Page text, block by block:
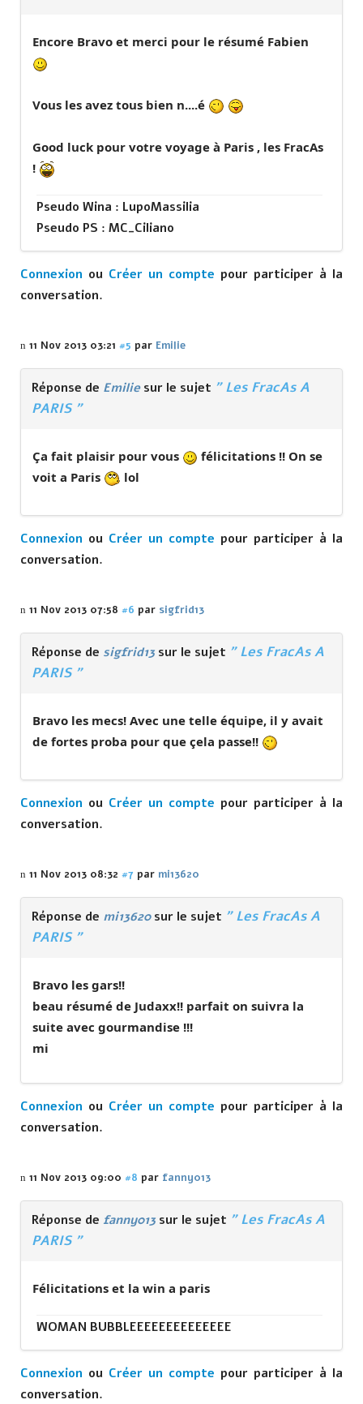
Encore Bravo et merci pour le résumé Fabien
Vous les avez tous bien n....é
Good luck pour votre voyage à Paris , les FracAs
!
Pseudo Wina : LupoMassilia
Pseudo PS : MC_Ciliano
Connexion ou Créer un compte pour participer à la
conversation.
11 Nov 2013 03:21 #5 par Emilie
Réponse de Emiliesur le sujet " Les FracAs A
PARIS "
Ça fait plaisir pour vous
félicitations !! On se
voit a Paris
lol
Connexion ou Créer un compte pour participer à la
conversation.
11 Nov 2013 07:58 #6 par sigfrid13
Réponse de sigfrid13 sur le sujet " Les FracAs A
PARIS "
Bravo les mecs! Avec une telle équipe, il y avait
de fortes proba pour que çela passe!!
Connexion ou Créer un compte pour participer à la
conversation.
11 Nov 2013 08:32 #7 par mi13620
Réponse de mi13620sur le sujet " Les FracAs A
PARIS "
Bravo les gars!!
beau résumé de Judaxx!! parfait on suivra la
suite avec gourmandise !!!
mi
Connexion ou Créer un compte pour participer à la
conversation.
11 Nov 2013 09:00 #8 par fanny013
Réponse de fanny013 sur le sujet " Les FracAs A
PARIS "
Félicitations et la win a paris
WOMAN BUBBLEEEEEEEEEEEEEE
Connexion ou Créer un compte pour participer à la
conversation.